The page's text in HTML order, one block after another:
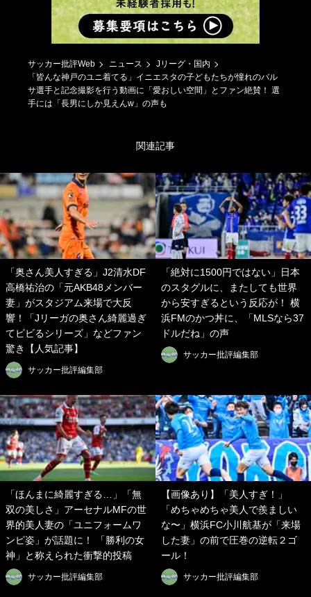
サッカー批評Web ニュース
Jリーグ・国内
「皆んな神戸のユニ着てる」イニエスタの子どもたちが憧れのバル
サ選手と記念撮影を行う動画に「愛おしい空間」とファン絶賛！ 選
手には「長男にしか見えんw」の声も
関連記事
「奥さん美人すぎる」J2清水DF
高橋祐治の「元AKB48メンバー
妻」がスタジアム来場で大反
響！「Jリーガの奥さん綺麗過ぎ
てビビるシリーズ」などファン
驚き【人気記事】
サッカー批評編集部
「絶対に1500円ではない」日本
のスタグルに、またしても世界
から安すぎるという反応が！ 横
浜FMのかつ丼に、「MLSなら37
ドルだね」の声
サッカー批評編集部
「ほんまに綺麗すぎる…」「無
双の美しさ」アーセナルMFの世
界的美人妻の「ユニフォームワ
ンピ姿」が話題に！ 「勝利の女
神」と称えられた衝撃的投稿
サッカー批評編集部
【画像あり】「美人すぎ！」
「めちゃめちゃ美人で羨ましい
な〜」横浜FC小川航基が「来場
した妻」の前で圧巻の逆転２ゴ
ール！
サッカー批評編集部